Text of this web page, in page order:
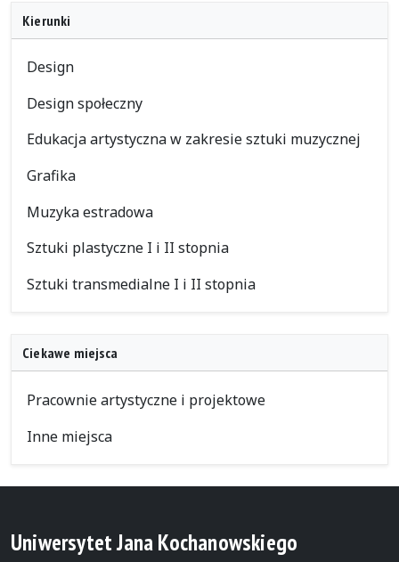
Kierunki
Design
Design społeczny
Edukacja artystyczna w zakresie sztuki muzycznej
Grafika
Muzyka estradowa
Sztuki plastyczne I i II stopnia
Sztuki transmedialne I i II stopnia
Ciekawe miejsca
Pracownie artystyczne i projektowe
Inne miejsca
Uniwersytet Jana Kochanowskiego